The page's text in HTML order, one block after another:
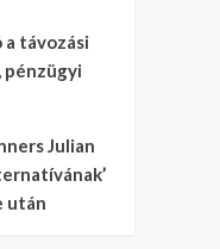
a távozási
pénzügyi
Julian
után